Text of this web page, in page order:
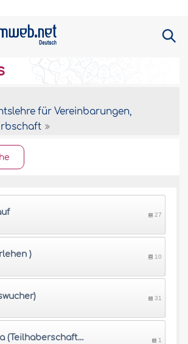
für Vereinbarungen,
27
) 10
31
Mudâraba (Teilhaberschaft und Gewinnbeteiligung ähnlich einer stillen Gesellschaft) 1